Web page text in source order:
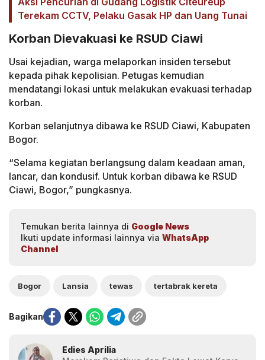
Terekam CCTV, Pelaku Gasak HP dan Uang Tunai
Korban Dievakuasi ke RSUD Ciawi
Usai kejadian, warga melaporkan insiden tersebut
kepada pihak kepolisian. Petugas kemudian
mendatangi lokasi untuk melakukan evakuasi terhadap
korban.
Korban selanjutnya dibawa ke RSUD Ciawi, Kabupaten
Bogor.
“Selama kegiatan berlangsung dalam keadaan aman,
lancar, dan kondusif. Untuk korban dibawa ke RSUD
Ciawi, Bogor,” pungkasnya.
Temukan berita lainnya di Google News
Ikuti update informasi lainnya via WhatsApp
Channel
Bogor Lansia tewas tertabrak kereta
Bagikan
Edies Aprilia